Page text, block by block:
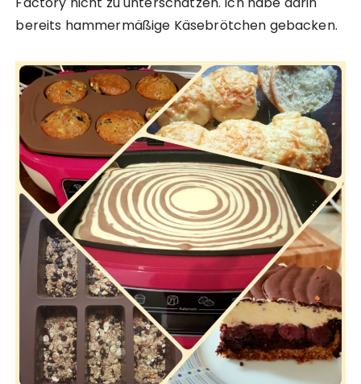
bereits hammermäßige Käsebrötchen gebacken.